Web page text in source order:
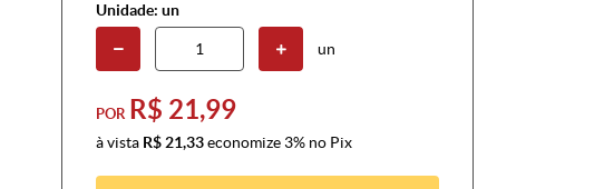
Unidade: un
un
POR R$ 21,99
à vista R$ 21,33economize 3% no Pix